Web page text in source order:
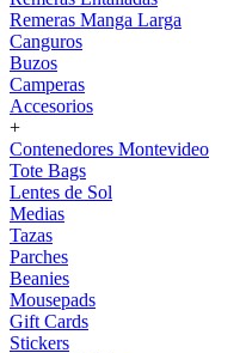
Remeras Manga Larga
Canguros
Buzos
Camperas
Accesorios
+
Contenedores Montevideo
Tote Bags
Lentes de Sol
Medias
Tazas
Parches
Beanies
Mousepads
Gift Cards
Stickers